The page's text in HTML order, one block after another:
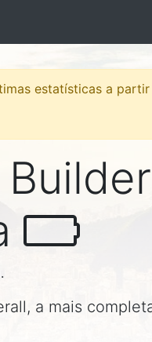
estatísticas a
a mais